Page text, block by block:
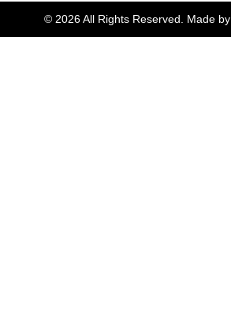
© 2026 All Rights Reserved. Made by